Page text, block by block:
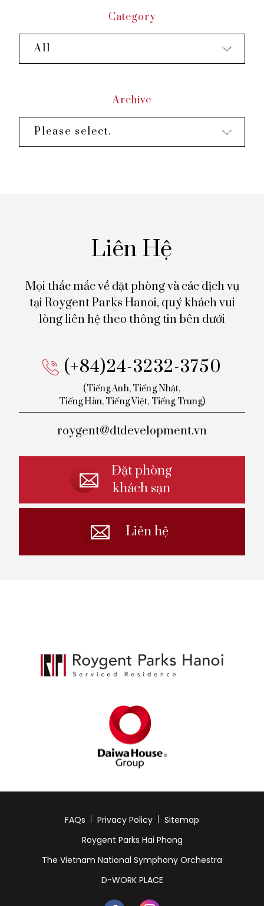
Category
All
Archive
Please select.
Liên Hệ
Mọi thắc mắc về đặt phòng và các dịch vụ
tại Roygent Parks Hanoi, quý khách vui
lòng liên hệ theo thông tin bên dưới
(+84)24-3232-3750
(Tiếng Anh, Tiếng Nhật,
TiếngHàn, Tiếng Việt, Tiếng Trung)
roygent@dtdevelopment.vn
Đặt phòng
khách sạn
Liên hệ
FAQs Privacy Policy
Sitemap
Roygent Parks Hai Phong
The Vietnam National Symphony Orchestra
D-WORK PLACE